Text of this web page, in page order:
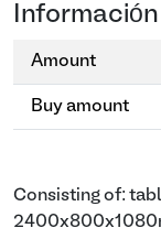
Amount
Buy amount
Consisting of: